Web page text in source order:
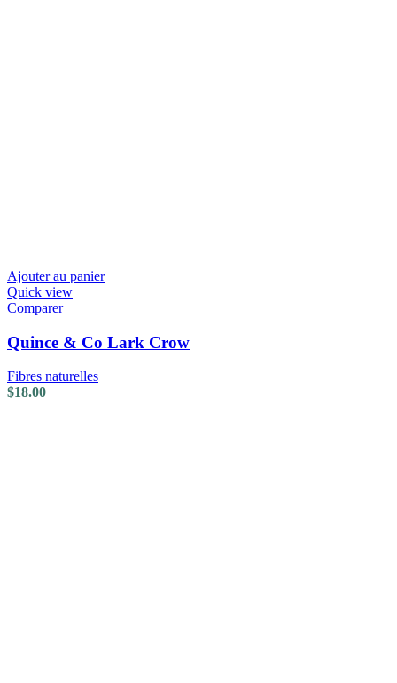
Ajouter au panier
Quick view
Comparer
Quince & Co Lark Crow
Fibres naturelles
$18.00